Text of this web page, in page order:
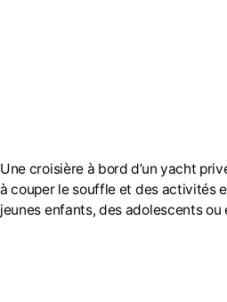
Une croisière à bord d’un yacht
à couper le souffle et des activités
jeunes enfants, des adolescents